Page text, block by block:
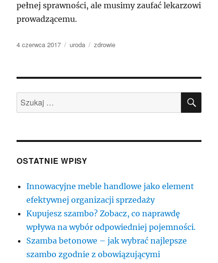
pełnej sprawności, ale musimy zaufać lekarzowi
prowadzącemu.
Data
4 czerwca 2017 Kategorie
uroda Tagi
zdrowie
Szukaj:
OSTATNIE WPISY
Innowacyjne meble handlowe jako element
efektywnej organizacji sprzedaży
Kupujesz szambo? Zobacz, co naprawdę
wpływa na wybór odpowiedniej pojemności.
Szamba betonowe – jak wybrać najlepsze
szambo zgodnie z obowiązującymi